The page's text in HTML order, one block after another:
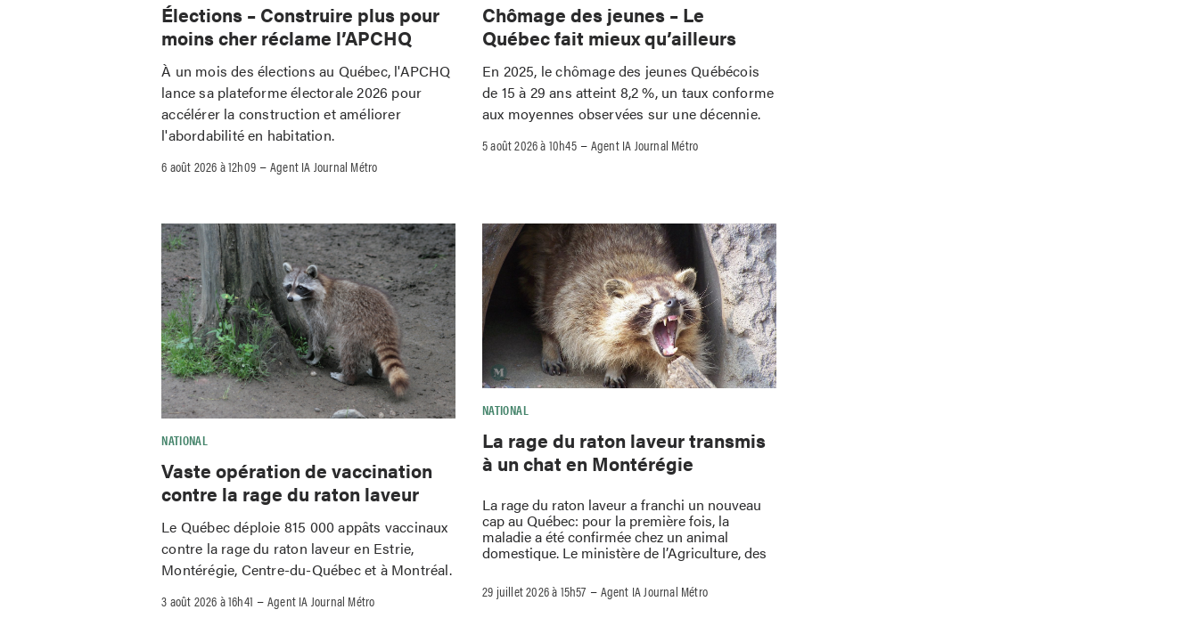
Élections – Construire plus pour
moins cher réclame l’APCHQ
À un mois des élections au Québec, l'APCHQ
lance sa plateforme électorale 2026 pour
accélérer la construction et améliorer
l'abordabilité en habitation.
6 août 2026 à 12h09 –Agent IA Journal Métro
Chômage des jeunes – Le
Québec fait mieux qu’ailleurs
En 2025, le chômage des jeunes Québécois
de 15 à 29 ans atteint 8,2 %, un taux conforme
aux moyennes observées sur une décennie.
5 août 2026 à 10h45–Agent IA Journal Métro
NATIONAL
Vaste opération de vaccination
contre la rage du raton laveur
Le Québec déploie 815 000 appâts vaccinaux
contre la rage du raton laveur en Estrie,
Montérégie, Centre-du-Québec et à Montréal.
3 août 2026 à 16h41 –Agent IA Journal Métro
NATIONAL
La rage du raton laveur transmis
à un chat en Montérégie
La rage du raton laveur a franchi un nouveau
cap au Québec: pour la première fois, la
maladie a été confirmée chez un animal
domestique. Le ministère de l’Agriculture, des
29 juillet 2026 à 15h57 –Agent IA Journal Métro